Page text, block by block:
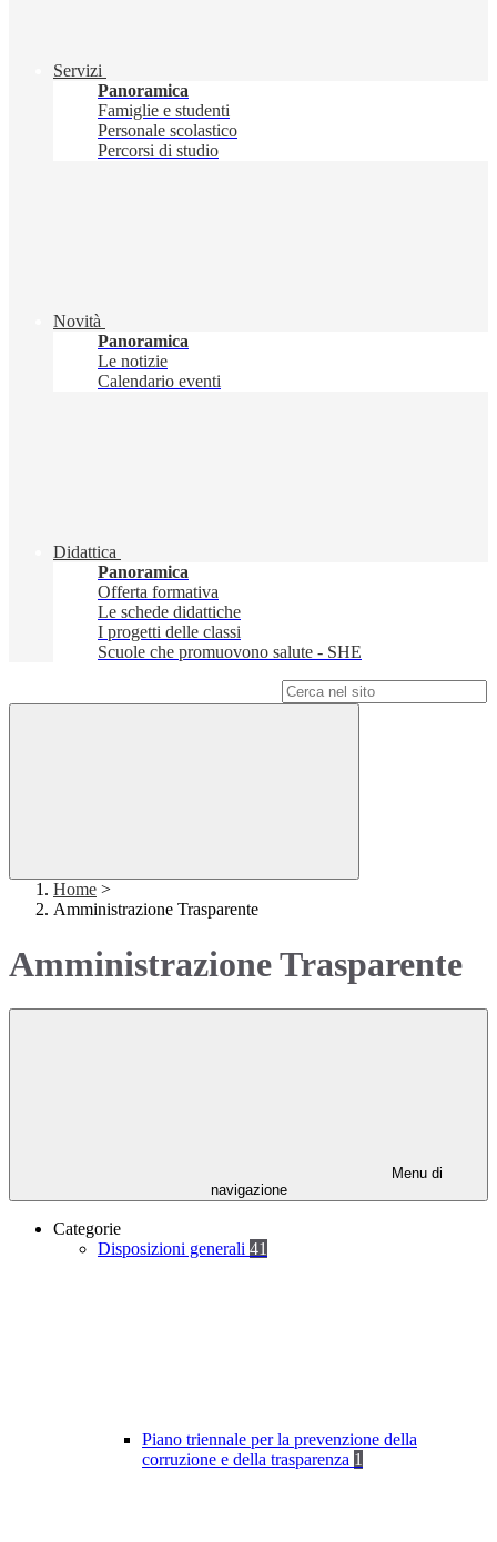
Servizi
Panoramica
Famiglie e studenti
Personale scolastico
Percorsi di studio
Novità
Panoramica
Le notizie
Calendario eventi
Didattica
Panoramica
Offerta formativa
Le schede didattiche
I progetti delle classi
Scuole che promuovono salute - SHE
Home >
Amministrazione Trasparente
Amministrazione Trasparente
Menu di
navigazione
Categorie
Disposizioni generali 41
Piano triennale per la prevenzione della
corruzione e della trasparenza 1